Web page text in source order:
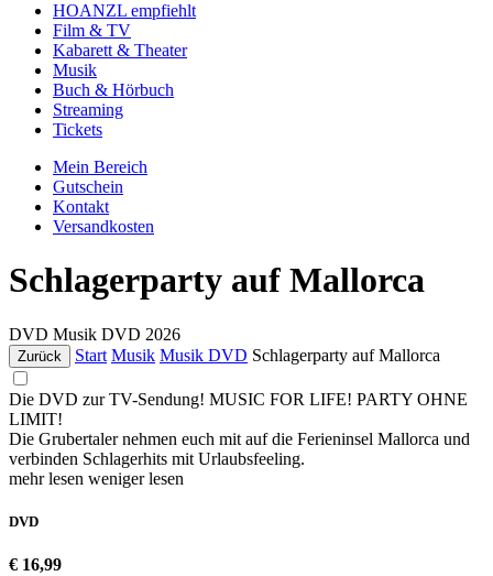
HOANZL empfiehlt
Film & TV
Kabarett & Theater
Musik
Buch & Hörbuch
Streaming
Tickets
Mein Bereich
Gutschein
Kontakt
Versandkosten
Schlagerparty auf Mallorca
DVD Musik DVD 2026
Zurück Start Musik Musik DVD Schlagerparty auf Mallorca
Die DVD zur TV-Sendung! MUSIC FOR LIFE! PARTY OHNE
LIMIT!
Die Grubertaler nehmen euch mit auf die Ferieninsel Mallorca und
verbinden Schlagerhits mit Urlaubsfeeling.
mehr lesen weniger lesen
DVD
€ 16,99